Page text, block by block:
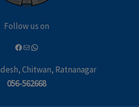
Follow us on
Chitwan, Ratnanagar
056-562668